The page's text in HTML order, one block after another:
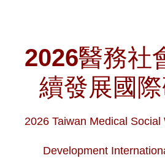
2026醫務社
續發展國
2026 Taiwan Medical
Development